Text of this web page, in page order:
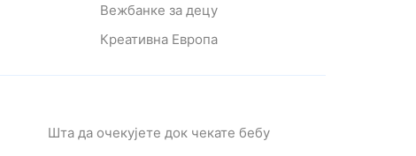
Вежбанке за децу
Креативна Европа
Шта да очекујете док чекате бебу